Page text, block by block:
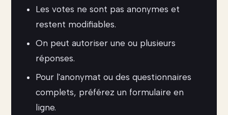
Les votes ne sont pas anonymes et
restent modifiables.
On peut autoriser une ou plusieurs
réponses.
Pour l'anonymat ou des questionnaires
complets, préférez un formulaire en
ligne.